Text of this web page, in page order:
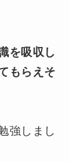
を吸収し
もらえそ
強しまし